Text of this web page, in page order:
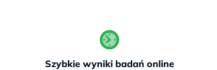
Szybkie wyniki badań online